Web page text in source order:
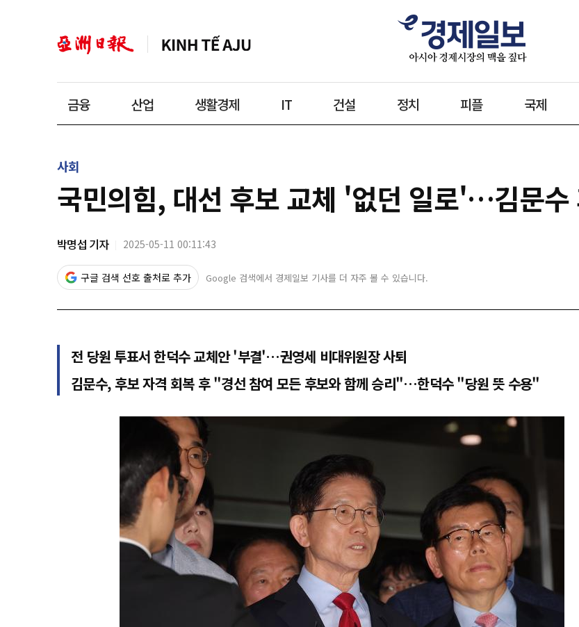
금융 산업 생활경제 IT 건설 정치 피플 국제
사회
국민의힘, 대선 후보 교체 '없던 일로'…김문수
박명섭 기자 2025-05-11 00:11:43
구글 검색 선호 출처로 추가 Google 검색에서 경제일보 기사를 더 자주 볼 수 있습니다.
전 당원 투표서 한덕수 교체안 '부결'…권영세 비대위원장 사퇴
김문수, 후보 자격 회복 후 "경선 참여 모든 후보와 함께 승리"…한덕수 "당원 뜻 수용"